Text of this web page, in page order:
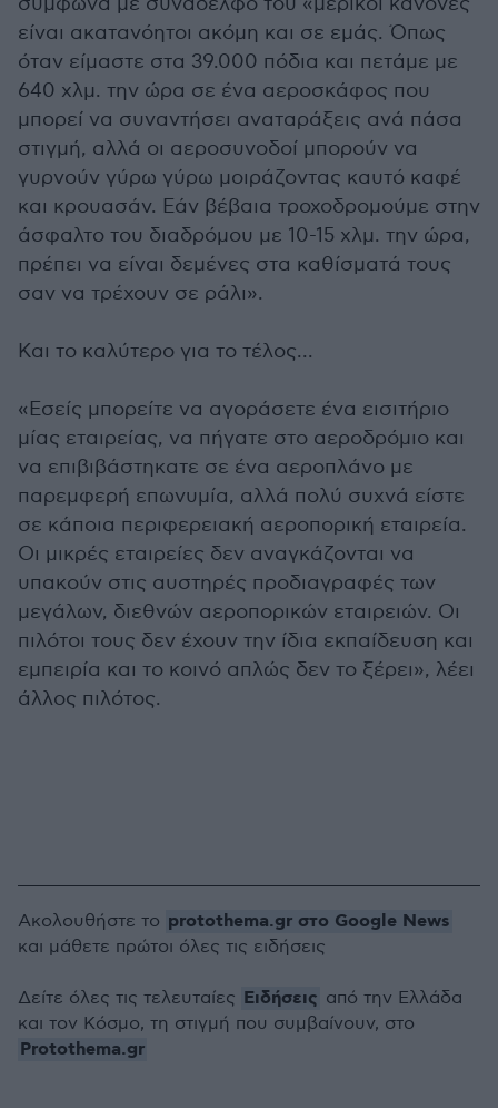
είναι ακατανόητοι ακόμη και σε εμάς. Όπως
όταν είμαστε στα 39.000 πόδια και πετάμε με
640 χλμ. την ώρα σε ένα αεροσκάφος που
μπορεί να συναντήσει αναταράξεις ανά πάσα
στιγμή, αλλά οι αεροσυνοδοί μπορούν να
γυρνούν γύρω γύρω μοιράζοντας καυτό καφέ
και κρουασάν. Εάν βέβαια τροχοδρομούμε στην
άσφαλτο του διαδρόμου με 10-15 χλμ. την ώρα,
πρέπει να είναι δεμένες στα καθίσματά τους
σαν να τρέχουν σε ράλι».
Και το καλύτερο για το τέλος...
«Εσείς μπορείτε να αγοράσετε ένα εισιτήριο
μίας εταιρείας, να πήγατε στο αεροδρόμιο και
να επιβιβάστηκατε σε ένα αεροπλάνο με
παρεμφερή επωνυμία, αλλά πολύ συχνά είστε
σε κάποια περιφερειακή αεροπορική εταιρεία.
Οι μικρές εταιρείες δεν αναγκάζονται να
υπακούν στις αυστηρές προδιαγραφές των
μεγάλων, διεθνών αεροπορικών εταιρειών. Οι
πιλότοι τους δεν έχουν την ίδια εκπαίδευση και
εμπειρία και το κοινό απλώς δεν το ξέρει», λέει
άλλος πιλότος.
Ακολουθήστε το protothema.gr στο Google News
και μάθετε πρώτοι όλες τις ειδήσεις
Δείτε όλες τις τελευταίες Ειδήσεις από την Ελλάδα
και τον Κόσμο, τη στιγμή που συμβαίνουν, στο
Protothema.gr